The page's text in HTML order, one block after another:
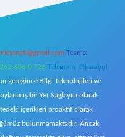
Teams:
606 0 726 Telegram: @karabul
gereğince Bilgi Teknolojileri ve
bir Yer Sağlayıcı olarak
içerikleri proaktif olarak
bulunmamaktadır. Ancak,